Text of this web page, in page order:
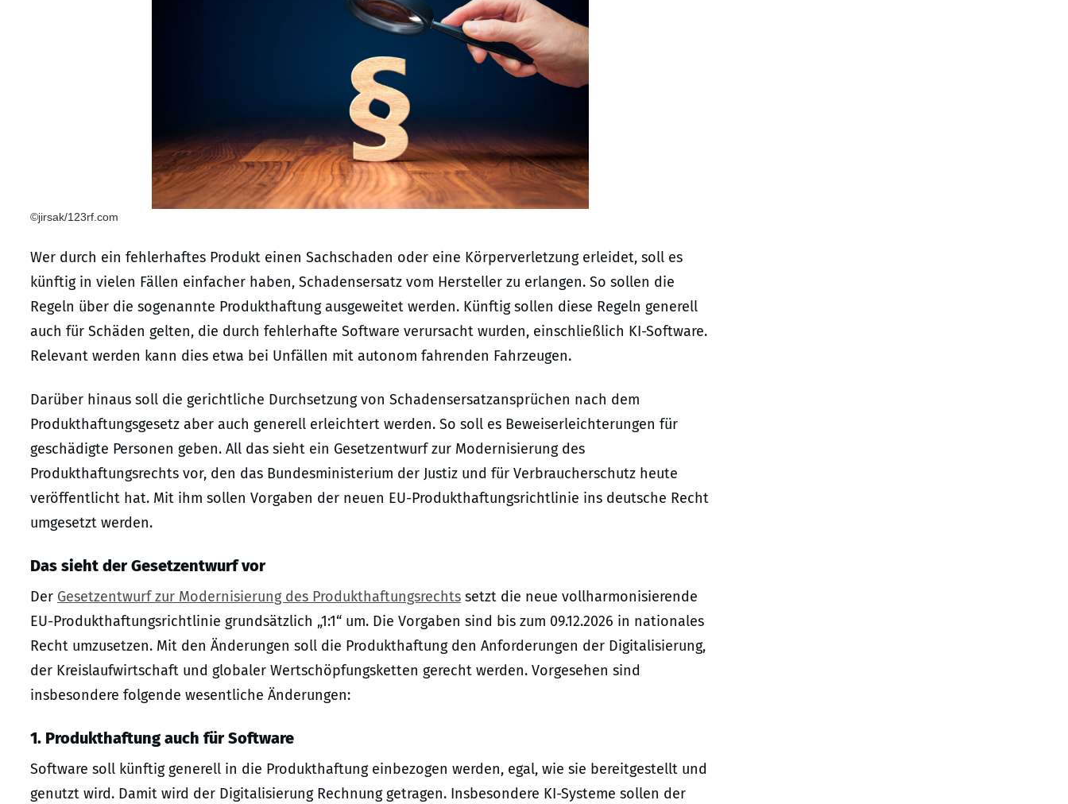
©jirsak/123rf.com
Wer durch ein fehlerhaftes Produkt einen Sachschaden oder eine Körperverletzung erleidet, soll es
künftig in vielen Fällen einfacher haben, Schadensersatz vom Hersteller zu erlangen. So sollen die
Regeln über die sogenannte Produkthaftung ausgeweitet werden. Künftig sollen diese Regeln generell
auch für Schäden gelten, die durch fehlerhafte Software verursacht wurden, einschließlich KI-Software.
Relevant werden kann dies etwa bei Unfällen mit autonom fahrenden Fahrzeugen.
Darüber hinaus soll die gerichtliche Durchsetzung von Schadensersatzansprüchen nach dem
Produkthaftungsgesetz aber auch generell erleichtert werden. So soll es Beweiserleichterungen für
geschädigte Personen geben. All das sieht ein Gesetzentwurf zur Modernisierung des
Produkthaftungsrechts vor, den das Bundesministerium der Justiz und für Verbraucherschutz heute
veröffentlicht hat. Mit ihm sollen Vorgaben der neuen EU-Produkthaftungsrichtlinie ins deutsche Recht
umgesetzt werden.
Das sieht der Gesetzentwurf vor
Der Gesetzentwurf zur Modernisierung des Produkthaftungsrechts setzt die neue vollharmonisierende
EU-Produkthaftungsrichtlinie grundsätzlich „1:1“ um. Die Vorgaben sind bis zum 09.12.2026 in nationales
Recht umzusetzen. Mit den Änderungen soll die Produkthaftung den Anforderungen der Digitalisierung,
der Kreislaufwirtschaft und globaler Wertschöpfungsketten gerecht werden. Vorgesehen sind
insbesondere folgende wesentliche Änderungen:
1. Produkthaftung auch für Software
Software soll künftig generell in die Produkthaftung einbezogen werden, egal, wie sie bereitgestellt und
genutzt wird. Damit wird der Digitalisierung Rechnung getragen. Insbesondere KI-Systeme sollen der